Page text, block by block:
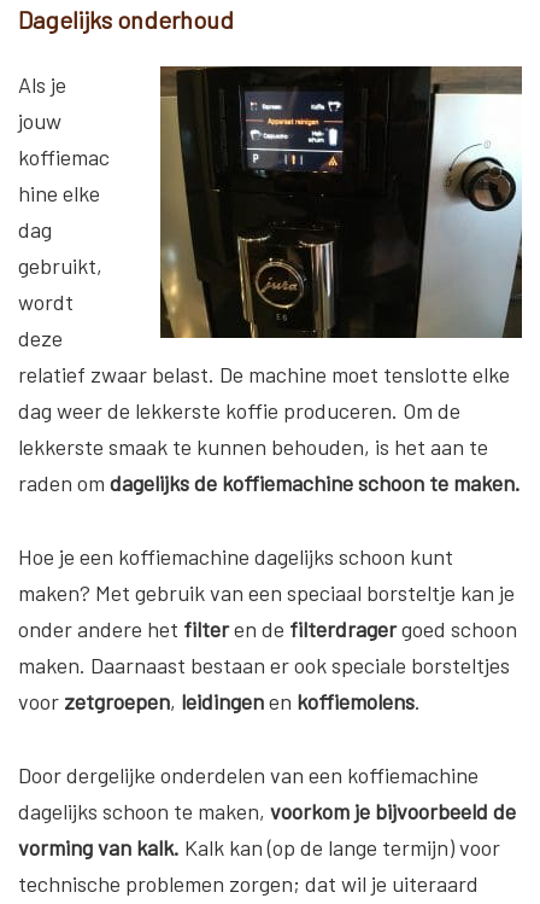
Dagelijks onderhoud
Als je
jouw
koffiemac
hine elke
dag
gebruikt,
wordt
deze
relatief zwaar belast. De machine moet tenslotte elke
dag weer de lekkerste koffie produceren. Om de
lekkerste smaak te kunnen behouden, is het aan te
raden om dagelijks de koffiemachine schoon te maken.
Hoe je een koffiemachine dagelijks schoon kunt
maken? Met gebruik van een speciaal borsteltje kan je
onder andere het filteren de filterdragergoed schoon
maken. Daarnaast bestaan er ook speciale borsteltjes
voor zetgroepen, leidingenen koffiemolens.
Door dergelijke onderdelen van een koffiemachine
dagelijks schoon te maken, voorkom je bijvoorbeeld de
vorming van kalk. Kalk kan (op de lange termijn) voor
technische problemen zorgen; dat wil je uiteraard